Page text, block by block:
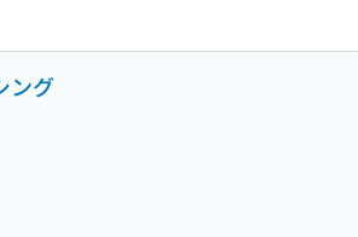
ング